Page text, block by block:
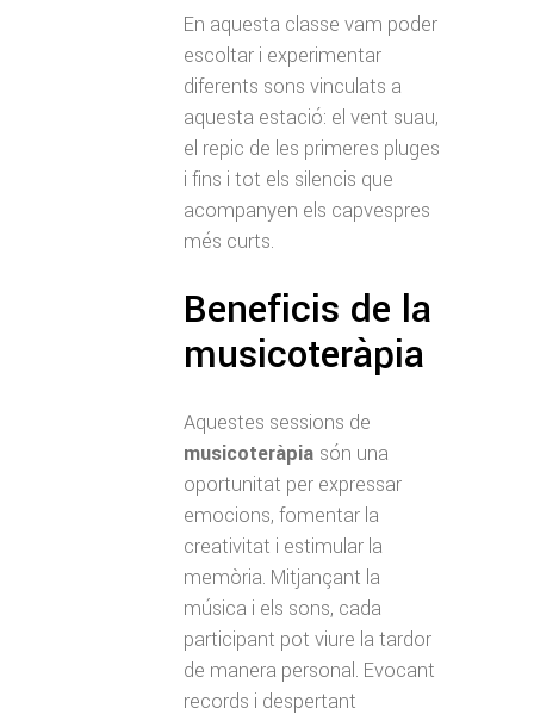
En aquesta classe vam poder
escoltar i experimentar
diferents sons vinculats a
aquesta estació: el vent suau,
el repic de les primeres pluges
i fins i tot els silencis que
acompanyen els capvespres
més curts.
Beneficis de la
musicoteràpia
Aquestes sessions de
musicoteràpia són una
oportunitat per expressar
emocions, fomentar la
creativitat i estimular la
memòria. Mitjançant la
música i els sons, cada
participant pot viure la tardor
de manera personal. Evocant
records i despertant